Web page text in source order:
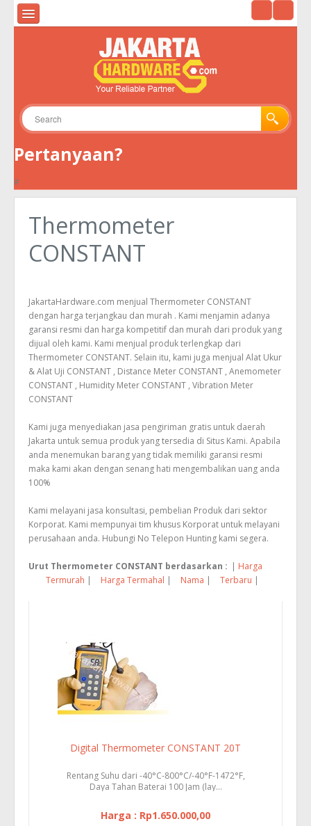
Pertanyaan?
#
ALAT UKUR & ALAT UJI
ALAT TELEKOMUNIKASI
GPS
Thermometer
CONSTANT
JakartaHardware.com menjual Thermometer CONSTANT
dengan harga terjangkau dan murah . Kami menjamin adanya
garansi resmi dan harga kompetitif dan murah dari produk yang
dijual oleh kami. Kami menjual produk terlengkap dari
Thermometer CONSTANT. Selain itu, kami juga menjual Alat Ukur
& Alat Uji CONSTANT , Distance Meter CONSTANT , Anemometer
CONSTANT , Humidity Meter CONSTANT , Vibration Meter
CONSTANT
Kami juga menyediakan jasa pengiriman gratis untuk daerah
Jakarta untuk semua produk yang tersedia di Situs Kami. Apabila
anda menemukan barang yang tidak memiliki garansi resmi
maka kami akan dengan senang hati mengembalikan uang anda
100%
Kami melayani jasa konsultasi, pembelian Produk dari sektor
Korporat. Kami mempunyai tim khusus Korporat untuk melayani
perusahaan anda. Hubungi No Telepon Hunting kami segera.
Urut Thermometer CONSTANT berdasarkan : | Harga
Termurah | Harga Termahal | Nama | Terbaru |
Digital Thermometer CONSTANT 20T
Rentang Suhu dari -40°C-800°C/-40°F-1472°F,
Daya Tahan Baterai 100 Jam (lay...
Harga : Rp1.650.000,00